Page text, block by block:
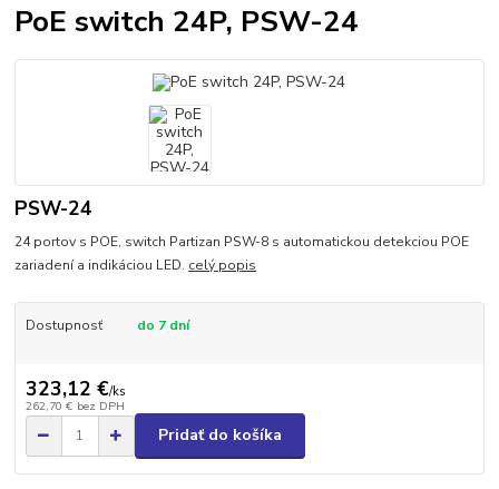
PoE switch 24P, PSW-24
PSW-24
24 portov s POE, switch Partizan PSW-8 s automatickou detekciou POE
zariadení a indikáciou LED. celý popis
Dostupnosť do 7 dní
323,12 €/ks
262,70 € bez DPH
Pridať do košíka